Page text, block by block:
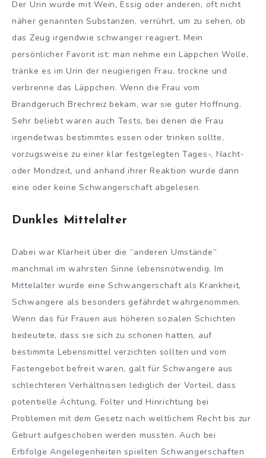
Der Urin wurde mit Wein, Essig oder anderen, oft nicht
näher genannten Substanzen, verrührt, um zu sehen, ob
das Zeug irgendwie schwanger reagiert. Mein
persönlicher Favorit ist: man nehme ein Läppchen Wolle,
tränke es im Urin der neugierigen Frau, trockne und
verbrenne das Läppchen. Wenn die Frau vom
Brandgeruch Brechreiz bekam, war sie guter Hoffnung.
Sehr beliebt waren auch Tests, bei denen die Frau
irgendetwas bestimmtes essen oder trinken sollte,
vorzugsweise zu einer klar festgelegten Tages-, Nacht-
oder Mondzeit, und anhand ihrer Reaktion wurde dann
eine oder keine Schwangerschaft abgelesen.
Dunkles Mittelalter
Dabei war Klarheit über die “anderen Umstände”
manchmal im wahrsten Sinne lebensnotwendig. Im
Mittelalter wurde eine Schwangerschaft als Krankheit,
Schwangere als besonders gefährdet wahrgenommen.
Wenn das für Frauen aus höheren sozialen Schichten
bedeutete, dass sie sich zu schonen hatten, auf
bestimmte Lebensmittel verzichten sollten und vom
Fastengebot befreit waren, galt für Schwangere aus
schlechteren Verhältnissen lediglich der Vorteil, dass
potentielle Ächtung, Folter und Hinrichtung bei
Problemen mit dem Gesetz nach weltlichem Recht bis zur
Geburt aufgeschoben werden mussten. Auch bei
Erbfolge Angelegenheiten spielten Schwangerschaften